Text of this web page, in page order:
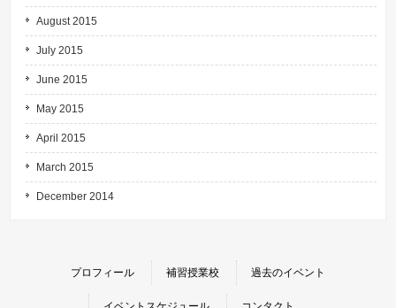
August 2015
July 2015
June 2015
May 2015
April 2015
March 2015
December 2014
プロフィール 補習授業校 過去のイベント